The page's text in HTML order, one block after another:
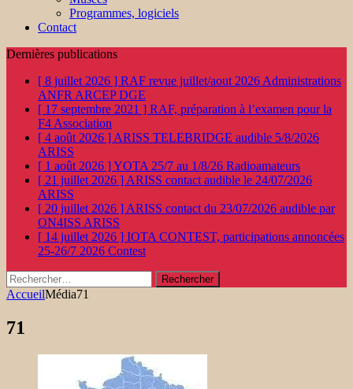
Programmes, logiciels
Contact
Dernières publications
[ 8 juillet 2026 ] RAF revue juillet/aout 2026 Administrations
ANFR ARCEP DGE
[ 17 septembre 2021 ] RAF, préparation à l’examen pour la
F4 Association
[ 4 août 2026 ] ARISS TELEBRIDGE audible 5/8/2026
ARISS
[ 1 août 2026 ]YOTA 25/7 au 1/8/26 Radioamateurs
[ 21 juillet 2026 ] ARISS contact audible le 24/07/2026
ARISS
[ 20 juillet 2026 ] ARISS contact du 23/07/2026 audible par
ON4ISS ARISS
[ 14 juillet 2026 ] IOTA CONTEST, participations annoncées
25-26/7 2026 Contest
Rechercher :
AccueilMédia71
71